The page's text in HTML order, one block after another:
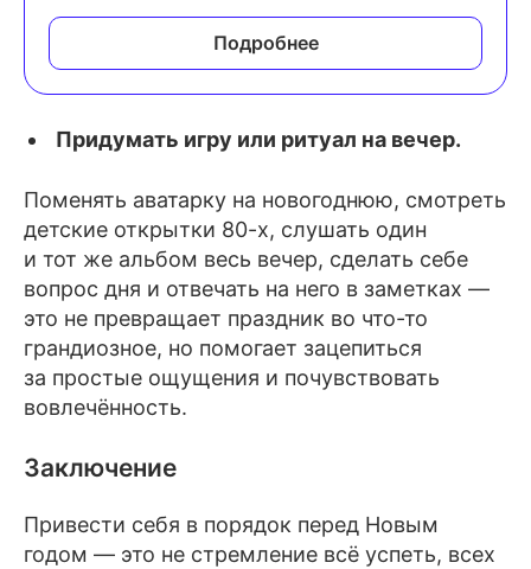
Подробнее
Придумать игру или ритуал на вечер.
Поменять аватарку на новогоднюю, смотреть
детские открытки 80-х, слушать один
и тот же альбом весь вечер, сделать себе
вопрос дня и отвечать на него в заметках —
это не превращает праздник во что-то
грандиозное, но помогает зацепиться
за простые ощущения и почувствовать
вовлечённость.
Заключение
Привести себя в порядок перед Новым
годом — это не стремление всё успеть, всех